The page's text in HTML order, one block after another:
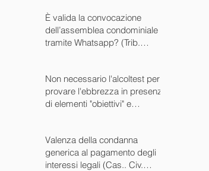
È valida la convocazione
dell’assemblea condominiale
tramite Whatsapp? (Trib.
Non necessario l'alcoltest per
provare l'ebbrezza in presenza
di elementi "obiettivi" e
Valenza della condanna
generica al pagamento degli
interessi legali (Cas.. Civ.